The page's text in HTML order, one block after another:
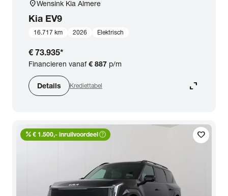
location_onWensink Kia Almere
Kia EV9
16.717 km 2026 Elektrisch
€ 73.935*
Financieren vanaf€ 887 p/m
Details Krediettabel expand_content
favorite
percent € 1.500,- inruilvoordeelhelp_outline